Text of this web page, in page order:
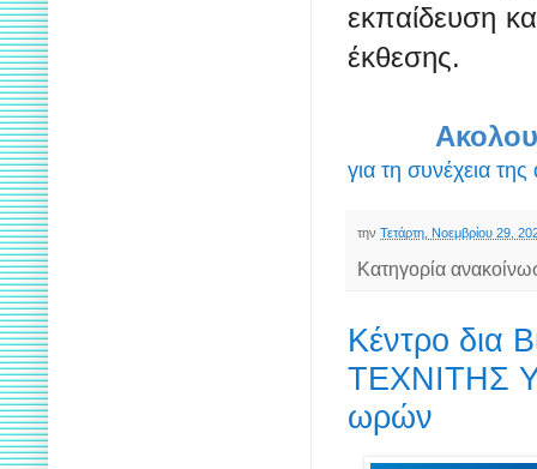
εκπαίδευση
έκθεσης.
για τη συνέχεια
την Τετάρτη, Νοεμβρίου 29,
Κατηγορία
Κέντρο δια
ΤΕΧΝΙΤΗΣ
ωρών